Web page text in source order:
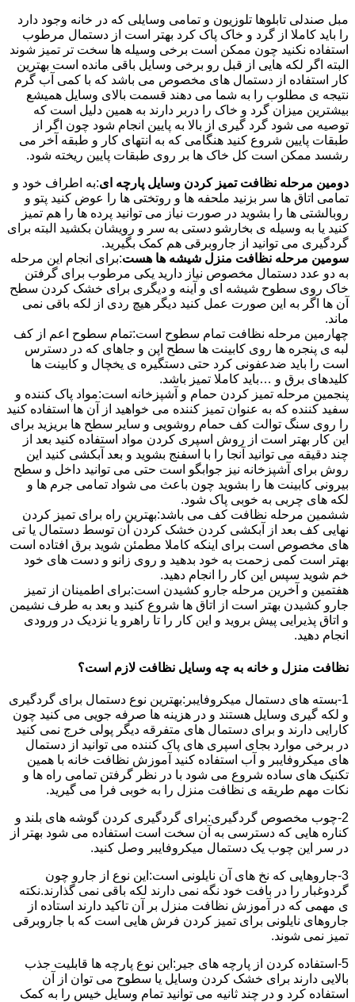
مبل صندلی تابلوها تلوزیون و تمامی وسایلی که در خانه وجود دارد
را باید کاملا از گرد و خاک پاک کرد بهتر است از دستمال مرطوب
استفاده نکنید چون ممکن است برخی وسیله ها سخت تر تمیز شوند
البته اگر لکه هایی از قبل رو برخی وسایل باقی مانده است بهترین
کار استفاده از دستمال های مخصوص می باشد که با کمی آب گرم
نتیجه ی مطلوب را به شما می دهند قسمت بالای وسایل همیشع
بیشترین میزان گرد و خاک را دربر دارند به همین دلیل است که
توصیه می شود گرد گیری از بالا به پایین انجام شود چون اگر از
طبقات پایین شروع کنید هنگامی که به انتهای کار و طبقه آخر می
رشسد ممکن است کل خاک ها بر روی طبقات پایین ریخته شود.
دومین مرحله نظافت تمیز کردن وسایل پارچه ای:به اطراف خود و
تمامی اتاق ها سر بزنید ملحفه ها و روتختی ها را عوض کنید پتو و
روبالشتی ها را بشوید در صورت نیاز می توانید پرده ها را هم تمیز
کنید یا به وسیله ی بخارشو دستی به سر و رویشان بکشید البته برای
گردگیری می توانید از جاروبرقی هم کمک بگیرید.
سومین مرحله نظافت منزل شیشه ها هست:برای انجام این مرحله
به دو عدد دستمال مخصوص نیاز دارید یکی مرطوب برای گرفتن
خاک روی سطوح شیشه ای و آینه و دیگری برای خشک کردن سطح
آن ها اگر به این صورت عمل کنید دیگر هیچ ردی از لکه باقی نمی
ماند.
چهارمین مرحله نظافت تمام سطوح است:تمام سطوح اعم از کف
لبه ی پنجره ها روی کابینت ها سطح اپن و جاهای که در دسترس
است را باید ضدعفونی کرد حتی دستگیره ی یخچال و کابینت ها
کلیدهای برق و …باید کاملا تمیز باشد.
پنجمین مرحله تمیز کردن حمام و آشپزخانه است:مواد پاک کننده و
سفید کننده که به عنوان تمیز کننده می خواهید از آن ها استفاده کنید
را روی سنگ توالت کف حمام روشویی و سایر سطح ها بریزید برای
این کار بهتر است از روش اسپری کردن مواد استفاده کنید بعد از
چند دقیقه می توانید آنجا را با اسفنج بشوید و بعد آبکشی کنید این
روش برای آشپزخانه نیز جوابگو است حتی می توانید داخل و سطح
بیرونی کابینت ها را بشوید چون باعث می شواد تمامی جرم ها و
لکه های چربی به خوبی پاک شود.
ششمین مرحله نظافت کف می باشد:بهترین راه برای تمیز کردن
نهایی کف بعد از آبکشی کردن خشک کردن آن توسط دستمال یا تی
های مخصوص است برای اینکه کاملا مطمئن شوید برق افتاده است
بهتر است کمی زحمت به خود بدهید و روی زانو و دست های خود
خم شوید سپس این کار را انجام دهید.
هفتمین و آخرین مرحله جارو کشیدن است:برای اطمینان از تمیز
جارو کشیدن بهتر است از اتاق ها شروع کنید و بعد به طرف نشیمن
و اتاق پذیرایی پیش بروید و این کار را تا راهرو یا نزدیک در ورودی
انجام دهید.
نظافت منزل و خانه به چه وسایل نظافت لازم است؟
1-بسته های دستمال میکروفایبر:بهترین نوع دستمال برای گردگیری
و لکه گیری وسایل هستند و در هزینه ها صرفه جویی می کنید چون
کارایی دارند و برای دستمال های متفرقه دیگر پولی خرج نمی کنید
در برخی موارد بجای اسپری های پاک کننده می توانید از دستمال
های میکروفایبر و آب استفاده کنید آموزش نظافت خانه با همین
تکنیک های ساده شروع می شود با در نظر گرفتن تمامی راه ها و
نکات مهم طریقه ی نظافت منزل را به خوبی فرا می گیرید.
2-چوب مخصوص گردگیری:برای گردگیری کردن گوشه های بلند و
کناره هایی که دسترسی به آن سخت است استفاده می شود بهتر از
در سر این چوب یک دستمال میکروفایبر وصل کنید.
3-جاروهایی که نخ های آن نایلونی است:این نوع از جارو چون
گردوغبار را در بافت خود نگه نمی دارند لکه باقی نمی گذارند.نکته
ی مهمی که در آموزش نظافت منزل بر آن تاکید دارند استاده از
جاروهای نایلونی برای تمیز کردن فرش هایی است که با جاروبرقی
تمیز نمی شوند.
5-استفاده کردن از پارچه های جیر:این نوع پارچه ها قابلیت جذب
بالایی دارند برای خشک کردن وسایل یا سطوح می توان از آن
استفاده کرد و در چند ثانیه می توانید تمام وسایل خیس را به کمک